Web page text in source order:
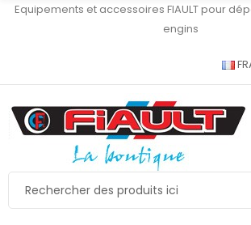
Equipements et accessoires FIAULT pour
engins